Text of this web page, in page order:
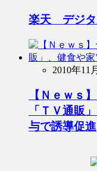
楽天 デジタ
2010年11
【Ｎｅｗｓ
「ＴＶ通販
与で誘導促進